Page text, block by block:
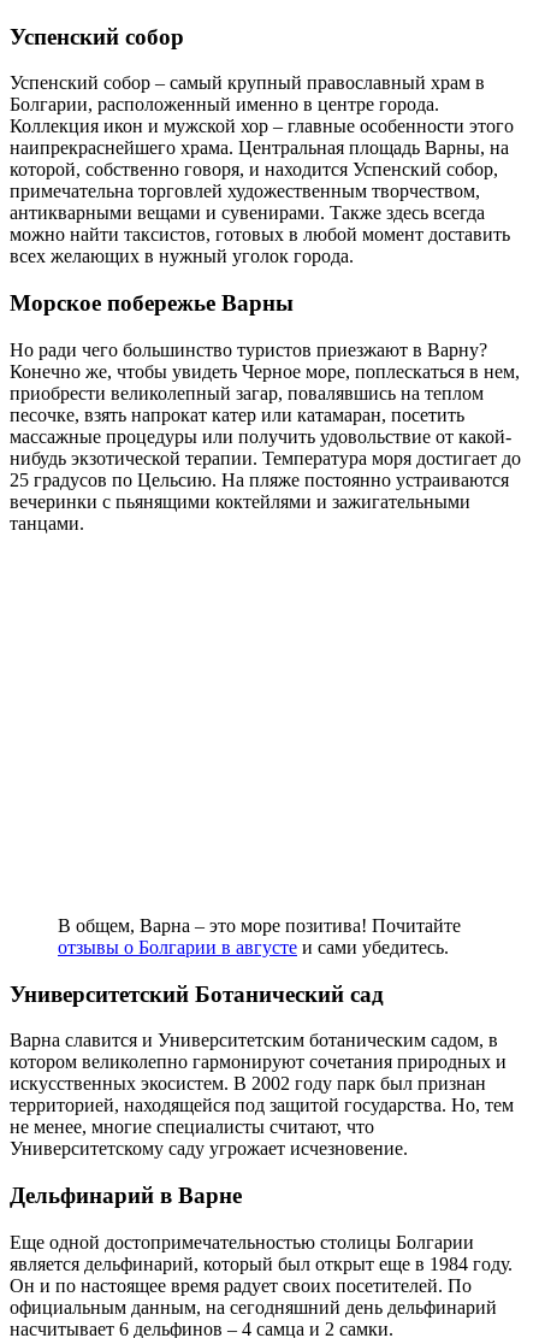
Успенский собор
Успенский собор – самый крупный православный храм в
Болгарии, расположенный именно в центре города.
Коллекция икон и мужской хор – главные особенности этого
наипрекраснейшего храма. Центральная площадь Варны, на
которой, собственно говоря, и находится Успенский собор,
примечательна торговлей художественным творчеством,
антикварными вещами и сувенирами. Также здесь всегда
можно найти таксистов, готовых в любой момент доставить
всех желающих в нужный уголок города.
Морское побережье Варны
Но ради чего большинство туристов приезжают в Варну?
Конечно же, чтобы увидеть Черное море, поплескаться в нем,
приобрести великолепный загар, повалявшись на теплом
песочке, взять напрокат катер или катамаран, посетить
массажные процедуры или получить удовольствие от какой-
нибудь экзотической терапии. Температура моря достигает до
25 градусов по Цельсию. На пляже постоянно устраиваются
вечеринки с пьянящими коктейлями и зажигательными
танцами.
В общем, Варна – это море позитива! Почитайте
отзывы о Болгарии в августе и сами убедитесь.
Университетский Ботанический сад
Варна славится и Университетским ботаническим садом, в
котором великолепно гармонируют сочетания природных и
искусственных экосистем. В 2002 году парк был признан
территорией, находящейся под защитой государства. Но, тем
не менее, многие специалисты считают, что
Университетскому саду угрожает исчезновение.
Дельфинарий в Варне
Еще одной достопримечательностью столицы Болгарии
является дельфинарий, который был открыт еще в 1984 году.
Он и по настоящее время радует своих посетителей. По
официальным данным, на сегодняшний день дельфинарий
насчитывает 6 дельфинов – 4 самца и 2 самки.